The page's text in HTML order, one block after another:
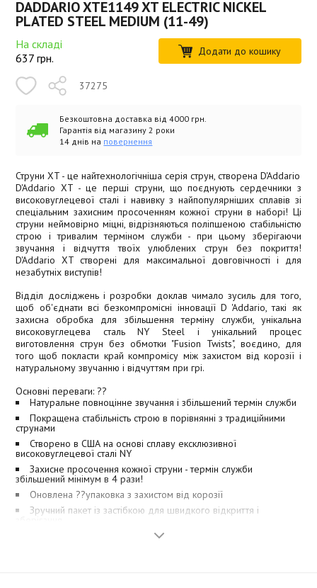
DADDARIO XTE1149 XT ELECTRIC NICKEL
PLATED STEEL MEDIUM (11-49)
На складі
637 грн. Додати до кошику
37275
Безкоштовна доставка від 4000 грн.
Гарантія від магазину 2 роки
14 днів на повернення
Струни XT - це найтехнологічніша серія струн, створена D'Addario
D'Addario XT - це перші струни, що поєднують сердечники з
високовуглецевої сталі і навивку з найпопулярніших сплавів зі
спеціальним захисним просоченням кожної струни в наборі! Ці
струни неймовірно міцні, відрізняються поліпшеною стабільністю
строю і тривалим терміном служби - при цьому зберігаючи
звучання і відчуття твоїх улюблених струн без покриття!
D'Addario XT створені для максимальної довговічності і для
незабутніх виступів!
Відділ досліджень і розробки доклав чимало зусиль для того,
щоб об'єднати всі безкомпромісні інновації D 'Addario, такі як
захисна обробка для збільшення терміну служби, унікальна
високовуглецева сталь NY Steel і унікальний процес
виготовлення струн без обмотки "Fusion Twists", воєдино, для
того щоб покласти край компромісу між захистом від корозії і
натуральному звучанню і відчуттям при грі.
Основні переваги: ??
Натуральне повноцінне звучання і збільшений термін служби
Покращена стабільність строю в порівнянні з традиційними
струнами
Створено в США на основі сплаву ексклюзивної
високовуглецевої сталі NY
Захисне просочення кожної струни - термін служби
збільшений мінімум в 4 рази!
Оновлена ??упаковка з захистом від корозії
Зручний пакет із застібкою для швидкого відкриття і
зберігання
Обмотка з нікельованої сталі